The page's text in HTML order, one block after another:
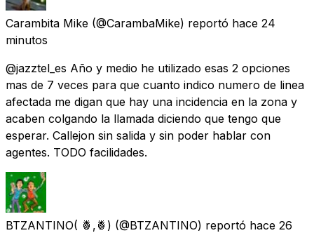
Carambita Mike (@CarambaMike) reportó hace 24
minutos
@jazztel_es Año y medio he utilizado esas 2 opciones
mas de 7 veces para que cuanto indico numero de linea
afectada me digan que hay una incidencia en la zona y
acaben colgando la llamada diciendo que tengo que
esperar. Callejon sin salida y sin poder hablar con
agentes. TODO facilidades.
BTZANTINO( 🍍,🍍) (@BTZANTINO) reportó hace 26